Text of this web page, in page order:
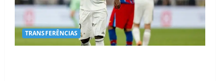
TRANSFERÊNCIAS